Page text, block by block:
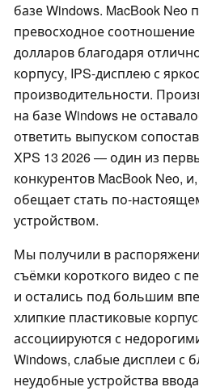
базе Windows. MacBook Neo
превосходное соотношение
долларов благодаря
корпусу, IPS-дисплею с
производительности.
на базе Windows не
ответить выпуском
XPS 13 2026 — один из
конкурентов MacBook Neo,
обещает стать по-
устройством.
Мы получили в
съёмки короткого видео с
и остались под большим
хлипкие пластиковые
ассоциируются с
Windows, слабые дисплеи с
неудобные устройства